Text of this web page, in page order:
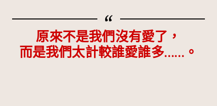
b
o
o
h
at
W
ei
b
原來不是我們沒有愛了，
而是我們太計較誰愛誰多……。